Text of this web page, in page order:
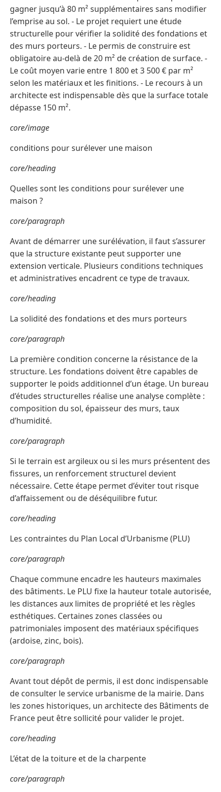
gagner jusqu’à 80 m² supplémentaires sans modifier
l’emprise au sol. - Le projet requiert une étude
structurelle pour vérifier la solidité des fondations et
des murs porteurs. - Le permis de construire est
obligatoire au-delà de 20 m² de création de surface. -
Le coût moyen varie entre 1 800 et 3 500 € par m²
selon les matériaux et les finitions. - Le recours à un
architecte est indispensable dès que la surface totale
dépasse 150 m².
core/image
conditions pour surélever une maison
core/heading
Quelles sont les conditions pour surélever une
maison ?
core/paragraph
Avant de démarrer une surélévation, il faut s’assurer
que la structure existante peut supporter une
extension verticale. Plusieurs conditions techniques
et administratives encadrent ce type de travaux.
core/heading
La solidité des fondations et des murs porteurs
core/paragraph
La première condition concerne la résistance de la
structure. Les fondations doivent être capables de
supporter le poids additionnel d’un étage. Un bureau
d’études structurelles réalise une analyse complète :
composition du sol, épaisseur des murs, taux
d’humidité.
core/paragraph
Si le terrain est argileux ou si les murs présentent des
fissures, un renforcement structurel devient
nécessaire. Cette étape permet d’éviter tout risque
d’affaissement ou de déséquilibre futur.
core/heading
Les contraintes du Plan Local d’Urbanisme (PLU)
core/paragraph
Chaque commune encadre les hauteurs maximales
des bâtiments. Le PLU fixe la hauteur totale autorisée,
les distances aux limites de propriété et les règles
esthétiques. Certaines zones classées ou
patrimoniales imposent des matériaux spécifiques
(ardoise, zinc, bois).
core/paragraph
Avant tout dépôt de permis, il est donc indispensable
de consulter le service urbanisme de la mairie. Dans
les zones historiques, un architecte des Bâtiments de
France peut être sollicité pour valider le projet.
core/heading
L’état de la toiture et de la charpente
core/paragraph